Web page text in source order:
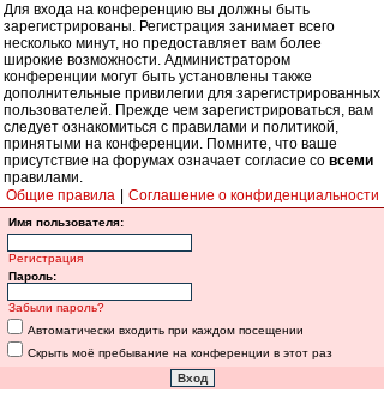
Для входа на конференцию вы должны быть
зарегистрированы. Регистрация занимает всего
несколько минут, но предоставляет вам более
широкие возможности. Администратором
конференции могут быть установлены также
дополнительные привилегии для зарегистрированных
пользователей. Прежде чем зарегистрироваться, вам
следует ознакомиться с правилами и политикой,
принятыми на конференции. Помните, что ваше
присутствие на форумах означает согласие со всеми
правилами.
Общие правила
Соглашение о конфиденциальности
Имя пользователя:
Регистрация
Пароль:
Забыли пароль?
Автоматически входить при каждом посещении
Скрыть моё пребывание на конференции в этот раз